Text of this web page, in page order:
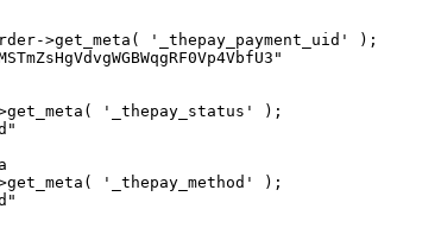
->get_meta ( ' _thepay_payment_uid '
);
get_meta ( ' _thepay_status '
);
get_meta ( ' _thepay_method '
);